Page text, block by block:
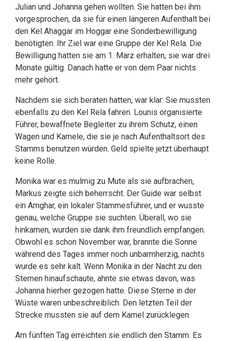
Julian und Johanna gehen wollten. Sie hatten bei ihm
vorgesprochen, da sie für einen längeren Aufenthalt bei
den Kel Ahaggar im Hoggar eine Sonderbewilligung
benötigten. Ihr Ziel war eine Gruppe der Kel Rela. Die
Bewilligung hatten sie am 1. März erhalten, sie war drei
Monate gültig. Danach hatte er von dem Paar nichts
mehr gehört.
Nachdem sie sich beraten hatten, war klar: Sie mussten
ebenfalls zu den Kel Rela fahren. Lounis organisierte
Führer, bewaffnete Begleiter zu ihrem Schutz, einen
Wagen und Kamele, die sie je nach Aufenthaltsort des
Stamms benutzen würden. Geld spielte jetzt überhaupt
keine Rolle.
Monika war es mulmig zu Mute als sie aufbrachen,
Markus zeigte sich beherrscht. Der Guide war selbst
ein Amghar, ein lokaler Stammesführer, und er wusste
genau, welche Gruppe sie suchten. Überall, wo sie
hinkamen, wurden sie dank ihm freundlich empfangen.
Obwohl es schon November war, brannte die Sonne
während des Tages immer noch unbarmherzig, nachts
wurde es sehr kalt. Wenn Monika in der Nacht zu den
Sternen hinaufschaute, ahnte sie etwas davon, was
Johanna hierher gezogen hatte. Diese Sterne in der
Wüste waren unbeschreiblich. Den letzten Teil der
Strecke mussten sie auf dem Kamel zurücklegen.
Am fünften Tag erreichten sie endlich den Stamm. Es